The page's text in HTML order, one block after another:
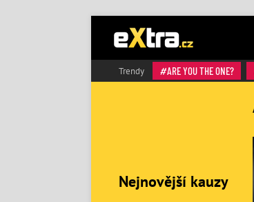
Trendy ARE YOU THE ONE?
Nejnovější kauzy